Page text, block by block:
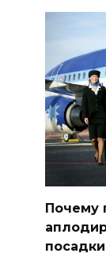
Почему
посадки